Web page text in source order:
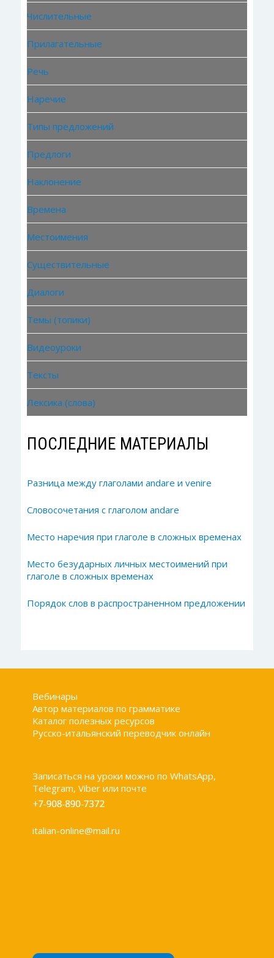
Числительные
Прилагательные
Речь
Наречие
Типы предложений
Предлоги
Наклонение
Времена
Местоимения
Существительные
Диалоги
Темы (топики)
Видеоуроки
Тексты
Лексика (слова)
ПОСЛЕДНИЕ МАТЕРИАЛЫ
Разница между глаголами andare и venire
Словосочетания с глаголом andare
Место наречия при глаголе в сложных временах
Место безударных личных местоимений при
глаголе в сложных временах
Порядок слов в распространенном предложении
Вебинары
Автор материалов по грамматике
Каталог полезных ресурсов
Русско-итальянский переводчик онлайн
Записаться на уроки можно по WhatsApp,
Telegram, Viber или почте
italian-online@mail.ru